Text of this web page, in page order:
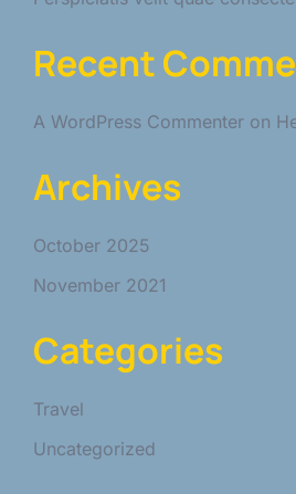
Recent
A WordPress Commenter on
Archives
October 2025
November 2021
Categories
Travel
Uncategorized